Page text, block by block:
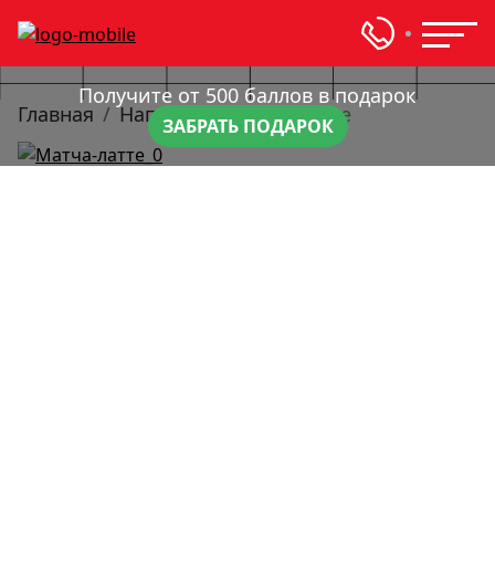
Главная Напитки Матча-латте
Получите от 500 баллов в подарок
ЗАБРАТЬ ПОДАРОК